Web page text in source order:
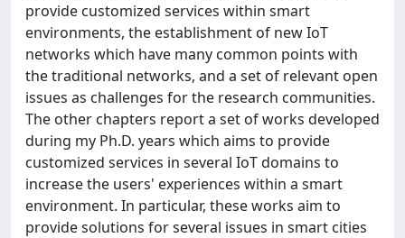
provide customized services within smart
environments, the establishment of new IoT
networks which have many common points with
the traditional networks, and a set of relevant open
issues as challenges for the research communities.
The other chapters report a set of works developed
during my Ph.D. years which aims to provide
customized services in several IoT domains to
increase the users' experiences within a smart
environment. In particular, these works aim to
provide solutions for several issues in smart cities